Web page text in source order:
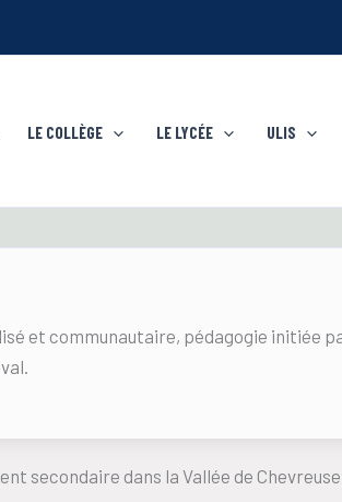
LE COLLÈGE LE LYCÉE ULIS
et communautaire, pédagogie initiée
secondaire dans la Vallée de